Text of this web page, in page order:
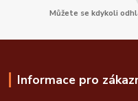
Můžete se kdykoli
Informace pro